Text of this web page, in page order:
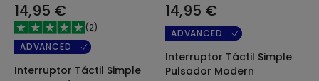
14,95 €
(2)
ADVANCED
Interruptor Táctil Simple
14,95 €
ADVANCED
Interruptor Táctil Simple
Pulsador Modern